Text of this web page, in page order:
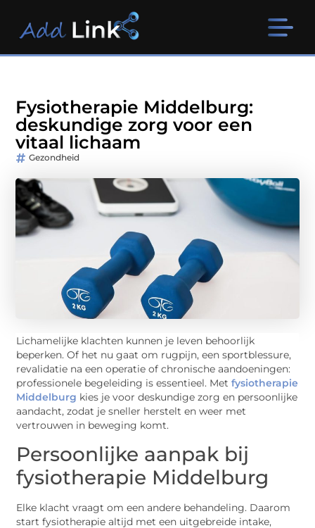
Fysiotherapie Middelburg:
deskundige zorg voor een
vitaal lichaam
Gezondheid
Lichamelijke klachten kunnen je leven behoorlijk
beperken. Of het nu gaat om rugpijn, een sportblessure,
revalidatie na een operatie of chronische aandoeningen:
professionele begeleiding is essentieel. Metfysiotherapie
Middelburg kies je voor deskundige zorg en persoonlijke
aandacht, zodat je sneller herstelt en weer met
vertrouwen in beweging komt.
Persoonlijke aanpak bij
fysiotherapie Middelburg
Elke klacht vraagt om een andere behandeling. Daarom
start fysiotherapie altijd met een uitgebreide intake,